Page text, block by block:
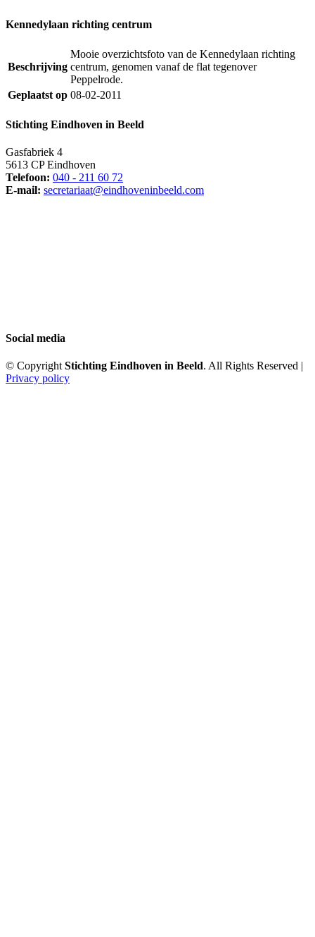
Kennedylaan richting centrum
Beschrijving
Mooie overzichtsfoto van de Kennedylaan richting
centrum, genomen vanaf de flat tegenover
Peppelrode.
Geplaatst op 08-02-2011
Stichting Eindhoven in Beeld
Gasfabriek 4
5613 CP Eindhoven
Telefoon: 040 - 211 60 72
E-mail: secretariaat@eindhoveninbeeld.com
Social media
© Copyright Stichting Eindhoven in Beeld. All Rights Reserved |
Privacy policy